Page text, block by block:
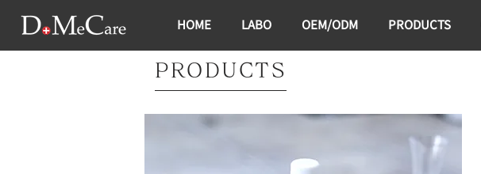
HOME LABO OEM/ODM PRODUCTS
PRODU​CTS